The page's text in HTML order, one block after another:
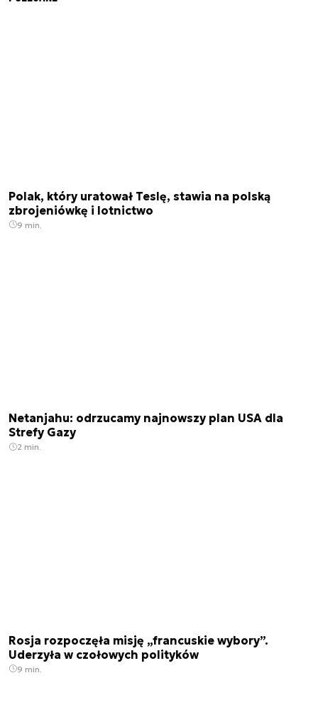
Polak, który uratował Teslę, stawia na polską
zbrojeniówkę i lotnictwo
9 min.
Netanjahu: odrzucamy najnowszy plan USA dla
Strefy Gazy
2 min.
Rosja rozpoczęła misję „francuskie wybory”.
Uderzyła w czołowych polityków
9 min.